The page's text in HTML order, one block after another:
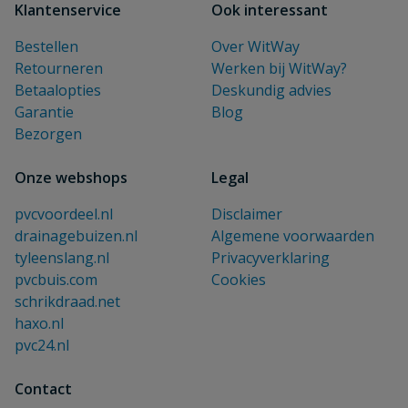
Klantenservice
Bestellen
Retourneren
Betaalopties
Garantie
Bezorgen
Ook interessant
Over WitWay
Werken bij WitWay?
Deskundig advies
Blog
Onze webshops
pvcvoordeel.nl
drainagebuizen.nl
tyleenslang.nl
pvcbuis.com
schrikdraad.net
haxo.nl
pvc24.nl
Legal
Disclaimer
Algemene voorwaarden
Privacyverklaring
Cookies
Contact